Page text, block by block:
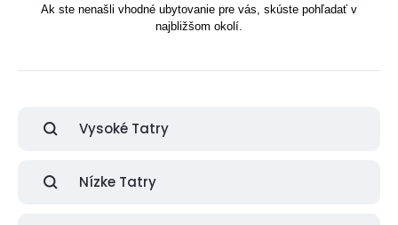
Ak ste nenašli vhodné ubytovanie pre vás, skúste pohľadať v
najbližšom okolí.
Vysoké Tatry
Nízke Tatry